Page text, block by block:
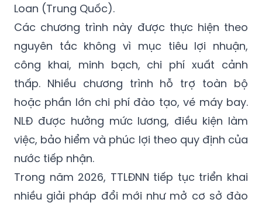
Loan (Trung Quốc).
Các chương trình này được thực hiện theo
nguyên tắc không vì mục tiêu lợi nhuận,
công khai, minh bạch, chi phí xuất cảnh
thấp. Nhiều chương trình hỗ trợ toàn bộ
hoặc phần lớn chi phí đào tạo, vé máy bay.
NLĐ được hưởng mức lương, điều kiện làm
việc, bảo hiểm và phúc lợi theo quy định của
nước tiếp nhận.
Trong năm 2026, TTLĐNN tiếp tục triển khai
nhiều giải pháp đổi mới như mở cơ sở đào